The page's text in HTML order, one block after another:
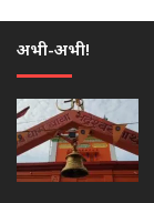
अभी-अभी!